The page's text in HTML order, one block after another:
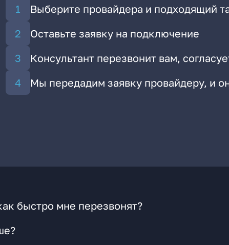
Выберите провайдера и подходящий
Оставьте заявку на подключение
Консультант перезвонит вам,
Мы передадим заявку провайдеру, и
быстро мне перезвонят?